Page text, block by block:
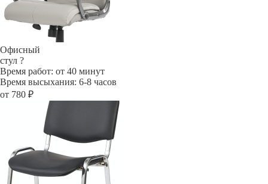
Офисный
стул ?
Время работ: от 40 минут
Время высыхания: 6-8 часов
от 780 ₽